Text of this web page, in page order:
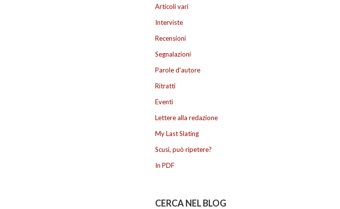
Articoli vari
Interviste
Recensioni
Segnalazioni
Parole d'autore
Ritratti
Eventi
Lettere alla redazione
My Last Slating
Scusi, può ripetere?
In PDF
CERCA NEL BLOG